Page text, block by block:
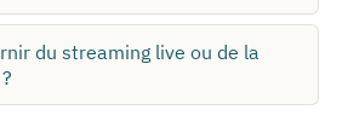
du streaming live ou de la